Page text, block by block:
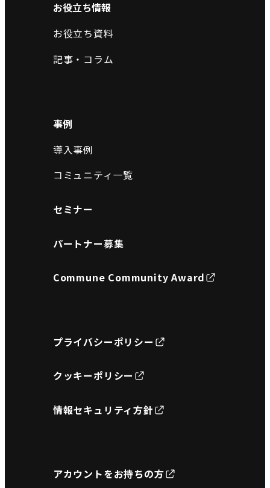
お役立ち情報
お役立ち資料
記事・コラム
事例
導入事例
コミュニティ一覧
セミナー
パートナー募集
Commune Community Award
プライバシーポリシー
クッキーポリシー
情報セキュリティ方針
アカウントをお持ちの方